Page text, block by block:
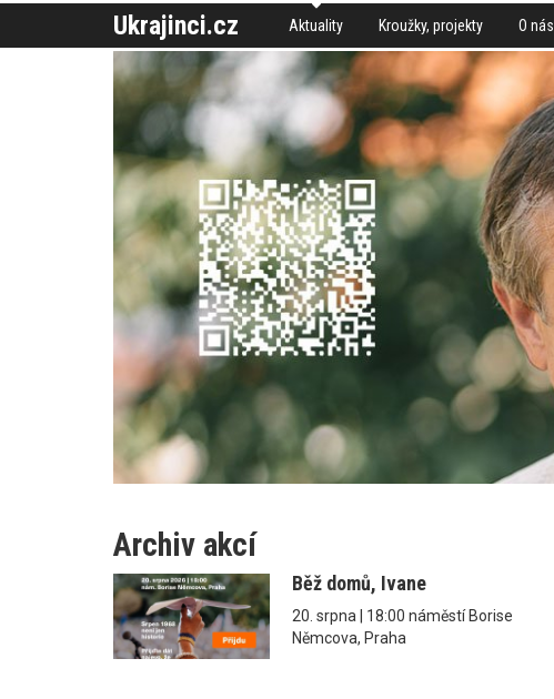
Ukrajinci.cz Aktuality Kroužky, projekty O nás
Archiv akcí
Běž domů, Ivane
20. srpna | 18:00 náměstí Borise
Němcova, Praha